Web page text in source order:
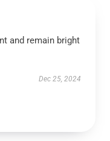
and remain bright
Dec 25, 2024